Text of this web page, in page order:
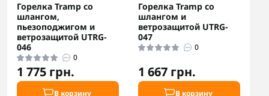
Горелка Tramp со
шлангом,
пьезоподжигом и
ветрозащитой UTRG-
046
0
1 775 грн.
В корзину
Горелка Tramp со
шлангом и
ветрозащитой UTRG-
047
0
1 667 грн.
В корзину